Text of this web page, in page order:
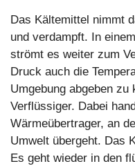
Das Kältemittel nimmt
und verdampft. In
strömt es weiter zum
Druck auch die
Umgebung abgeben
Verflüssiger. Dabei
Wärmeübertrager, an
Umwelt übergeht. Das
Es geht wieder in den